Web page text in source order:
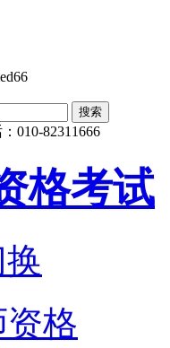
010-82311666
格考试
资格